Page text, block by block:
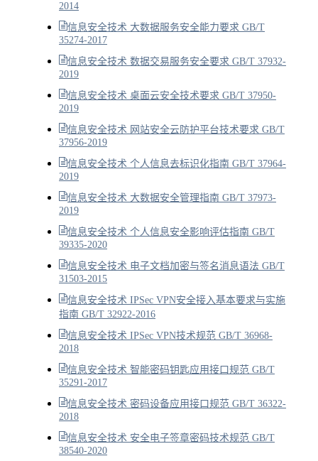
2014
信息安全技术 大数据服务安全能力要求 GB/T
35274-2017
信息安全技术 数据交易服务安全要求 GB/T 37932-
2019
信息安全技术 桌面云安全技术要求 GB/T 37950-
2019
信息安全技术 网站安全云防护平台技术要求 GB/T
37956-2019
信息安全技术 个人信息去标识化指南 GB/T 37964-
2019
信息安全技术 大数据安全管理指南 GB/T 37973-
2019
信息安全技术 个人信息安全影响评估指南 GB/T
39335-2020
信息安全技术 电子文档加密与签名消息语法 GB/T
31503-2015
信息安全技术 IPSec VPN安全接入基本要求与实施
指南 GB/T 32922-2016
信息安全技术 IPSec VPN技术规范 GB/T 36968-
2018
信息安全技术 智能密码钥匙应用接口规范 GB/T
35291-2017
信息安全技术 密码设备应用接口规范 GB/T 36322-
2018
信息安全技术 安全电子签章密码技术规范 GB/T
38540-2020